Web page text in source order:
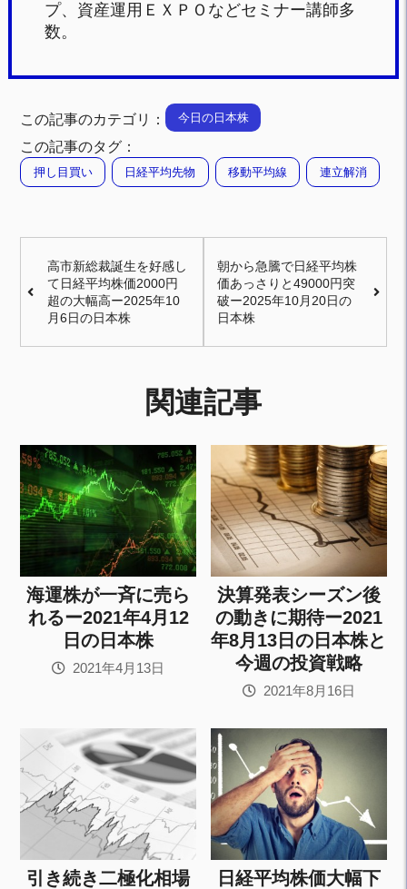
プ、資産運用ＥＸＰＯなどセミナー講師多
数。
この記事のカテゴリ： 今日の日本株
この記事のタグ：
押し目買い 日経平均先物 移動平均線 連立解消
高市新総裁誕生を好感し
て日経平均株価2000円
超の大幅高ー2025年10
月6日の日本株
朝から急騰で日経平均株
価あっさりと49000円突
破ー2025年10月20日の
日本株
関連記事
海運株が一斉に売ら
れるー2021年4月12
日の日本株
2021年4月13日
決算発表シーズン後
の動きに期待ー2021
年8月13日の日本株と
今週の投資戦略
2021年8月16日
引き続き二極化相場 日経平均株価大幅下